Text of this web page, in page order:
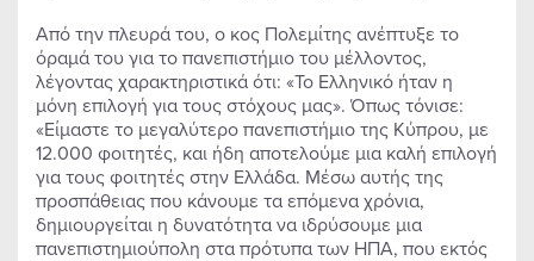
Από την πλευρά του, ο κος Πολεμίτης ανέπτυξε το
όραμά του για το πανεπιστήμιο του μέλλοντος,
λέγοντας χαρακτηριστικά ότι: «Το Ελληνικό ήταν η
μόνη επιλογή για τους στόχους μας». Όπως τόνισε:
«Είμαστε το μεγαλύτερο πανεπιστήμιο της Κύπρου, με
12.000 φοιτητές, και ήδη αποτελούμε μια καλή επιλογή
για τους φοιτητές στην Ελλάδα. Μέσω αυτής της
προσπάθειας που κάνουμε τα επόμενα χρόνια,
δημιουργείται η δυνατότητα να ιδρύσουμε μια
πανεπιστημιούπολη στα πρότυπα των ΗΠΑ, που εκτός